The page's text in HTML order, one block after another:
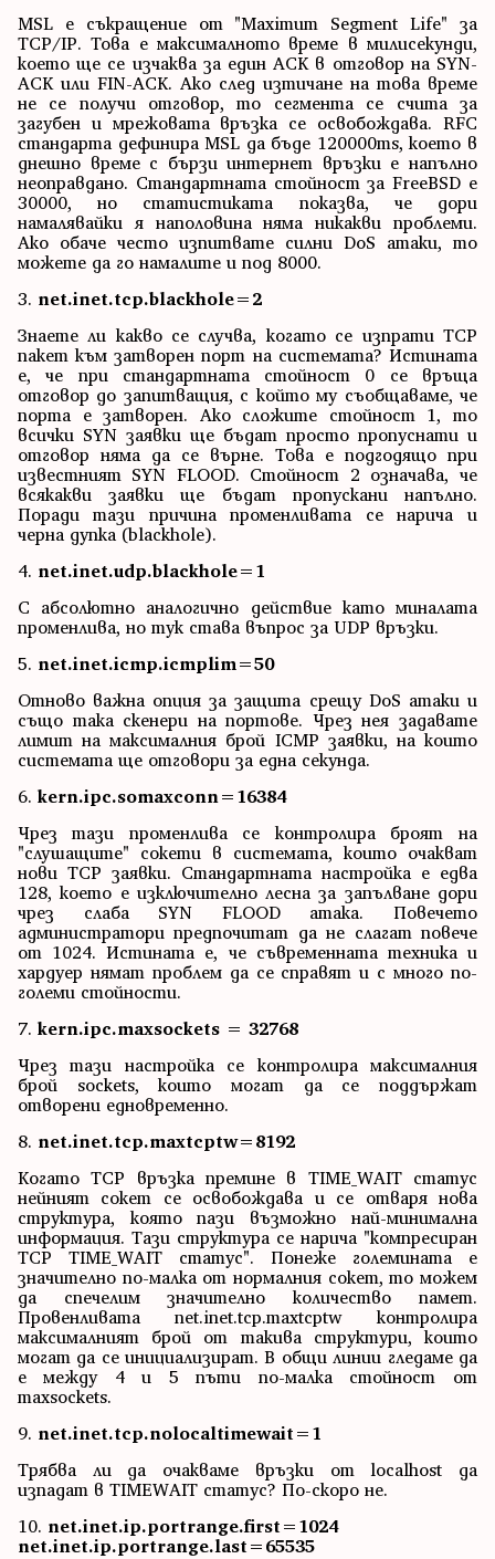
MSL е съкращение от "Maximum Segment Life" за
TCP/IP. Това е максималното време в милисекунди,
което ще се изчаква за един ACK в отговор на SYN-
ACK или FIN-ACK. Ако след изтичане на това време
не се получи отговор, то сегмента се счита за
загубен и мрежовата връзка се освобождава. RFC
стандарта дефинира MSL да бъде 120000ms, което в
днешно време с бързи интернет връзки е напълно
неоправдано. Стандартната стойност за FreeBSD е
30000, но статистиката показва, че дори
намалявайки я наполовина няма никакви проблеми.
Ако обаче често изпитвате силни DoS атаки, то
можете да го намалите и под 8000.
3. net.inet.tcp.blackhole=2
Знаете ли какво се случва, когато се изпрати TCP
пакет към затворен порт на системата? Истината
е, че при стандартната стойност 0 се връща
отговор до запитващия, с който му съобщаваме, че
порта е затворен. Ако сложите стойност 1, то
всички SYN заявки ще бъдат просто пропуснати и
отговор няма да се върне. Това е подгодящо при
известният SYN FLOOD. Стойност 2 означава, че
всякакви заявки ще бъдат пропускани напълно.
Поради тази причина променливата се нарича и
черна дупка (blackhole).
4. net.inet.udp.blackhole=1
С абсолютно аналогично действие като миналата
променлива, но тук става въпрос за UDP връзки.
5. net.inet.icmp.icmplim=50
Отново важна опция за защита срещу DoS атаки и
също така скенери на портове. Чрез нея задавате
лимит на максималния брой ICMP заявки, на които
системата ще отговори за една секунда.
6. kern.ipc.somaxconn=16384
Чрез тази променлива се контролира броят на
"слушащите" сокети в системата, които очакват
нови TCP заявки. Стандартната настройка е едва
128, което е изключително лесна за запълване дори
чрез слаба SYN FLOOD атака. Повечето
администратори предпочитат да не слагат повече
от 1024. Истината е, че съвременната техника и
хардуер нямат проблем да се справят и с много по-
големи стойности.
7. kern.ipc.maxsockets = 32768
Чрез тази настройка се контролира максималния
брой sockets, които могат да се поддържат
отворени едновременно.
8. net.inet.tcp.maxtcptw=8192
Когато TCP връзка премине в TIME_WAIT статус
нейният сокет се освобождава и се отваря нова
структура, която пази възможно най-минимална
информация. Тази структура се нарича "компресиран
TCP TIME_WAIT статус". Понеже големината е
значително по-малка от нормалния сокет, то можем
да спечелим значително количество памет.
Провенливата net.inet.tcp.maxtcptw контролира
максималният брой от такива структури, които
могат да се инициализират. В общи линии гледаме да
е между 4 и 5 пъти по-малка стойност от
maxsockets.
9. net.inet.tcp.nolocaltimewait=1
Трябва ли да очакваме връзки от localhost да
изпадат в TIMEWAIT статус? По-скоро не.
10. net.inet.ip.portrange.first=1024
net.inet.ip.portrange.last=65535